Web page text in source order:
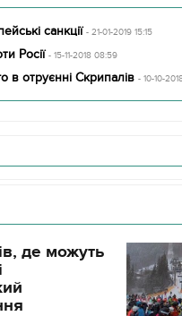
санкції - 21-01-2019 15:15
Росії - 15-11-2018 08:59
в отруєнні Скрипалів - 10-10-
де можуть